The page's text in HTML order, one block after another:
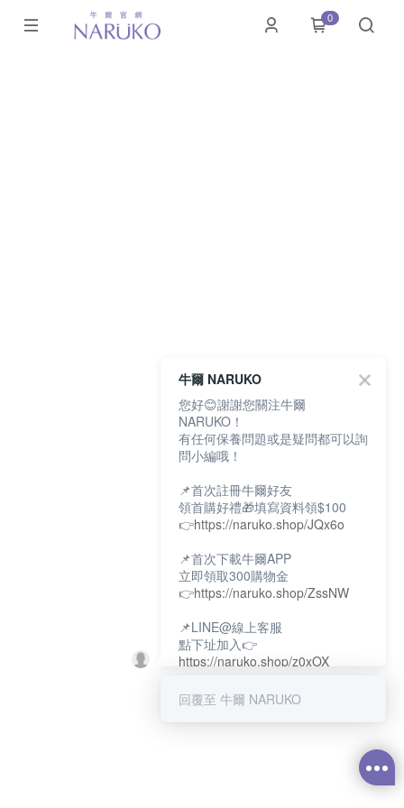
0
牛爾 NARUKO
您好😊謝謝您關注牛爾
NARUKO！
有任何保養問題或是疑問都可以詢
問小編哦！
📌首次註冊牛爾好友
領首購好禮🎁填寫資料領$100
👉https://naruko.shop/JQx6o
📌首次下載牛爾APP
立即領取300購物金
👉https://naruko.shop/ZssNW
📌LINE@線上客服
點下址加入👉
https://naruko.shop/z0xOX
📌電話客服：02-26581707
回覆至 牛爾 NARUKO